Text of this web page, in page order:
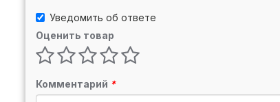
Уведомить об ответе
Оценить товар
Комментарий *